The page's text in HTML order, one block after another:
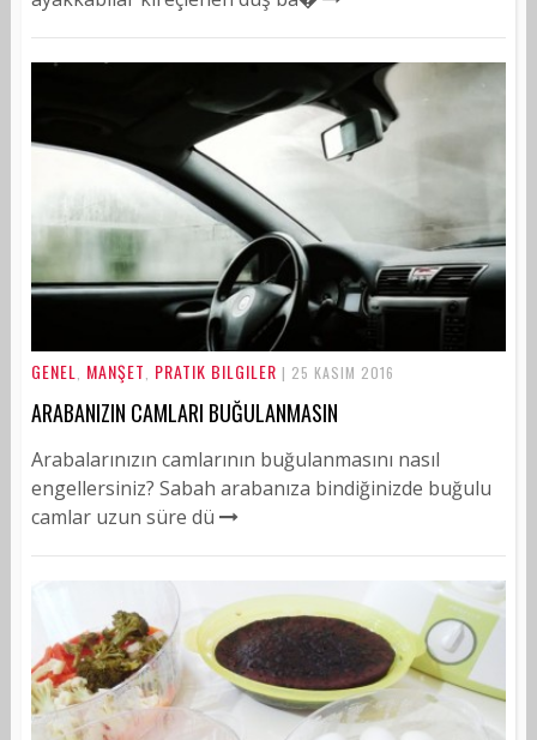
GENEL MANŞET PRATIK BILGILER | 25 KASIM 2016
ARABANIZIN CAMLARI BUĞULANMASIN
Arabalarınızın camlarının buğulanmasını nasıl
engellersiniz? Sabah arabanıza bindiğinizde buğulu
camlar uzun süre dü